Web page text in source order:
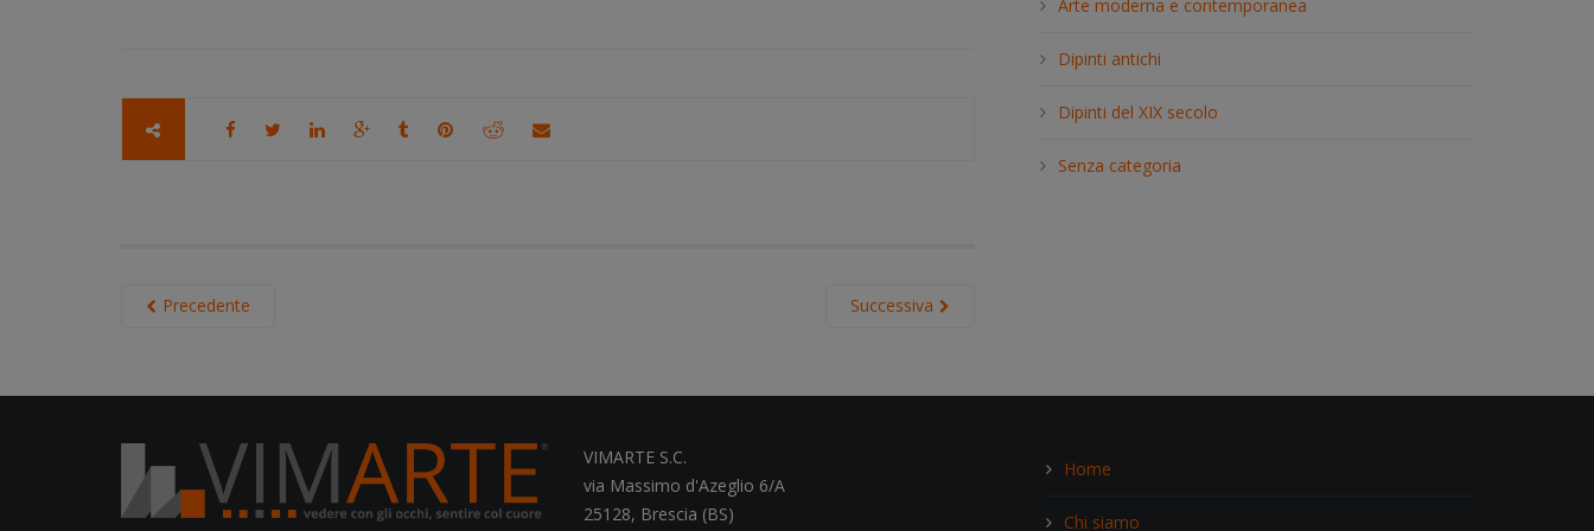
Successiva
Precedente
h
Arte moderna e contemporanea
Dipinti antichi
Dipinti del XIX secolo
Senza categoria
VIMARTE S.C.
via Massimo d'Azeglio 6/A
25128, Brescia (BS)
Home
Chi siamo